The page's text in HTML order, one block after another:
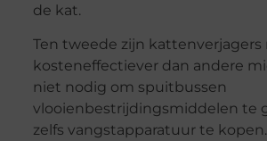
de kat.
Ten tweede zijn kattenverjagers
kosteneffectiever dan andere
niet nodig om spuitbussen
vlooienbestrijdingsmiddelen te
zelfs vangstapparatuur te